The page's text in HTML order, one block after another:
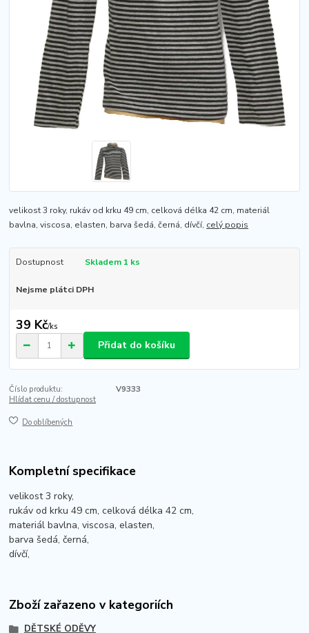
velikost 3 roky, rukáv od krku 49 cm, celková délka 42 cm, materiál
bavlna, viscosa, elasten, barva šedá, černá, dívčí, celý popis
Dostupnost Skladem 1 ks
Nejsme plátci DPH
39 Kč/ks
Přidat do košíku
Číslo produktu:
V9333
Hlídat cenu / dostupnost
Do oblíbených
Kompletní specifikace
velikost 3 roky,
rukáv od krku 49 cm, celková délka 42 cm,
materiál bavlna, viscosa, elasten,
barva šedá, černá,
dívčí,
Zboží zařazeno v kategoriích
DĚTSKÉ ODĚVY